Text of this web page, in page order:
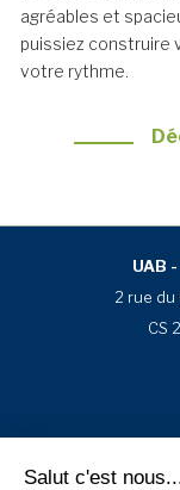
Salut c'est
agréables et
puissiez construire
votre rythme.
UAB
2 rue du
CS